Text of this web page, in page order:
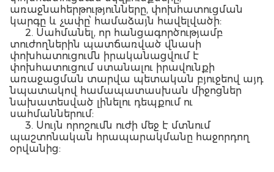
առաջնահերթությունները, փոխհատուցման
կարգը և չափը՝ համաձայն հավելվածի:
2. Սահմանել, որ հանցագործությամբ
տուժողներին պատճառված վնասի
փոխհատուցումն իրականացվում է
փոխհատուցում ստանալու իրավունքի
առաջացման տարվա պետական բյուջեով այդ
նպատակով համապատասխան միջոցներ
նախատեսված լինելու դեպքում ու
սահմաններում:
3. Սույն որոշումն ուժի մեջ է մտնում
պաշտոնական հրապարակմանը հաջորդող
օրվանից: